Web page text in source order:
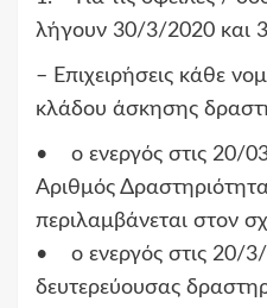
λήγουν 30/3/2020 και
– Επιχειρήσεις κάθε
κλάδου άσκησης
• ο ενεργός στις 20/
Αριθμός
περιλαμβάνεται στον
• ο ενεργός στις 20/
δευτερεύουσας